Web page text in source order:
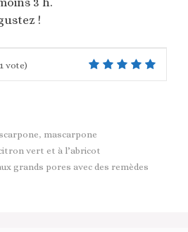
!
1 vote)
, mascarpone
vert et à l’abricot
grands pores avec des remèdes